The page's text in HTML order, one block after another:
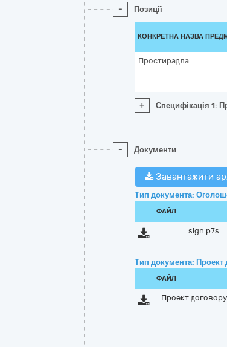
- Позиції
КОНКРЕТНА НАЗВА
Простирадла
+ Специфікація 1:
- Документи
Завантажити
Тип документа:
ФАЙЛ
sign.p7s
Тип документа: Проект
ФАЙЛ
Проект